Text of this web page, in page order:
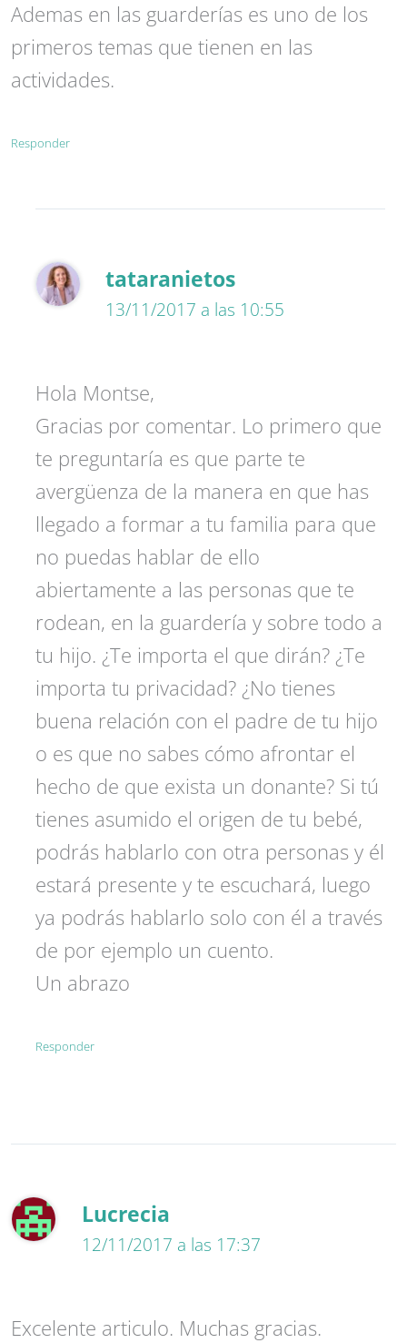
Ademas en las guarderías es uno de los
primeros temas que tienen en las
actividades.
Responder
tataranietos
13/11/2017 a las 10:55
Hola Montse,
Gracias por comentar. Lo primero que
te preguntaría es que parte te
avergüenza de la manera en que has
llegado a formar a tu familia para que
no puedas hablar de ello
abiertamente a las personas que te
rodean, en la guardería y sobre todo a
tu hijo. ¿Te importa el que dirán? ¿Te
importa tu privacidad? ¿No tienes
buena relación con el padre de tu hijo
o es que no sabes cómo afrontar el
hecho de que exista un donante? Si tú
tienes asumido el origen de tu bebé,
podrás hablarlo con otra personas y él
estará presente y te escuchará, luego
ya podrás hablarlo solo con él a través
de por ejemplo un cuento.
Un abrazo
Responder
Lucrecia
12/11/2017 a las 17:37
Excelente articulo. Muchas gracias.